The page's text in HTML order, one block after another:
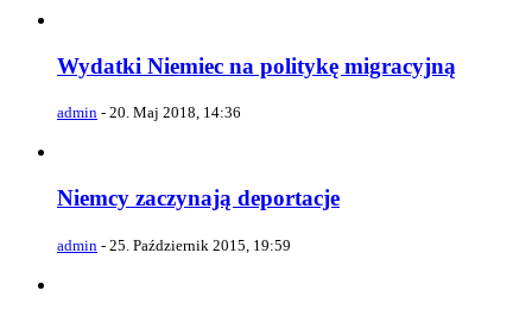
Wydatki Niemiec na politykę migracyjną
admin - 20. Maj 2018, 14:36
Niemcy zaczynają deportacje
admin - 25. Październik 2015, 19:59